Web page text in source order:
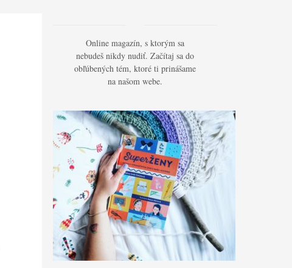
Online magazín, s ktorým sa
nebudeš nikdy nudiť. Začítaj sa do
obľúbených tém, ktoré ti prinášame
na našom webe.